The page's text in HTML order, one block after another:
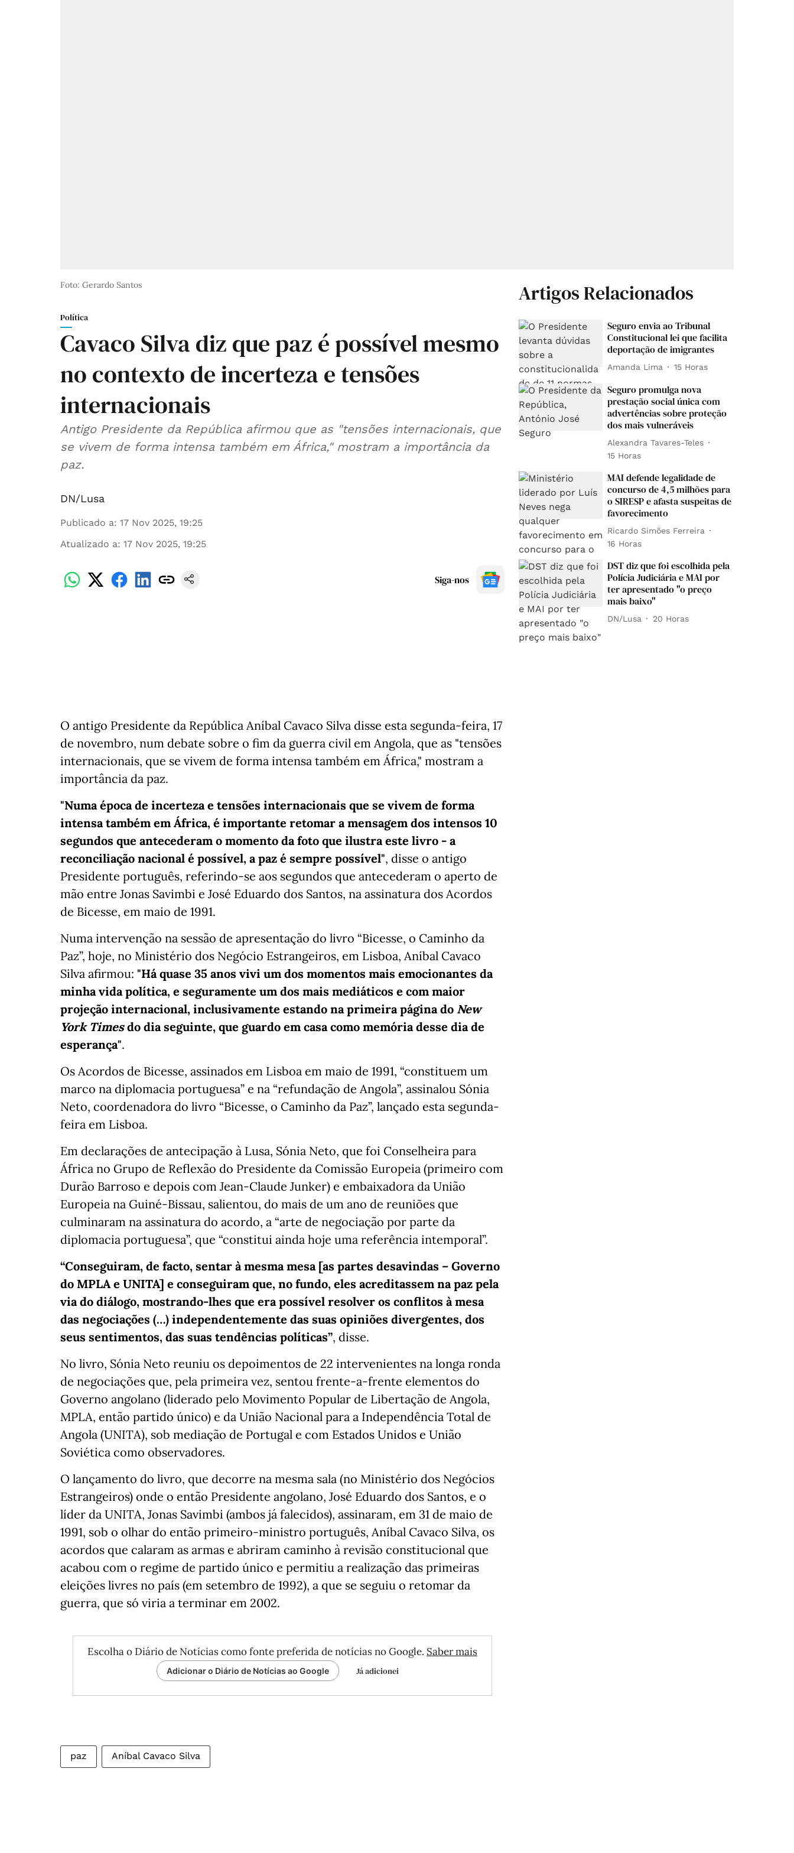
Foto: Gerardo Santos
Política
Cavaco Silva diz que paz é possível mesmo
no contexto de incerteza e tensões
internacionais
Antigo Presidente da República afirmou que as "tensões internacionais, que
se vivem de forma intensa também em África," mostram a importância da
paz.
DN/Lusa
Publicado a: 17 Nov 2025, 19:25
Atualizado a: 17 Nov 2025, 19:25
Siga-nos
O antigo Presidente da República Aníbal Cavaco Silva disse esta segunda-feira, 17
de novembro, num debate sobre o fim da guerra civil em Angola, que as "tensões
internacionais, que se vivem de forma intensa também em África," mostram a
importância da paz.
"Numa época de incerteza e tensões internacionais que se vivem de forma
intensa também em África, é importante retomar a mensagem dos intensos 10
segundos que antecederam o momento da foto que ilustra este livro - a
reconciliação nacional é possível, a paz é sempre possível", disse o antigo
Presidente português, referindo-se aos segundos que antecederam o aperto de
mão entre Jonas Savimbi e José Eduardo dos Santos, na assinatura dos Acordos
de Bicesse, em maio de 1991.
Numa intervenção na sessão de apresentação do livro “Bicesse, o Caminho da
Paz”, hoje, no Ministério dos Negócio Estrangeiros, em Lisboa, Aníbal Cavaco
Silva afirmou: "Há quase 35 anos vivi um dos momentos mais emocionantes da
minha vida política, e seguramente um dos mais mediáticos e com maior
projeção internacional, inclusivamente estando na primeira página do New
York Timesdo dia seguinte, que guardo em casa como memória desse dia de
esperança".
Os Acordos de Bicesse, assinados em Lisboa em maio de 1991, “constituem um
marco na diplomacia portuguesa” e na “refundação de Angola”, assinalou Sónia
Neto, coordenadora do livro “Bicesse, o Caminho da Paz”, lançado esta segunda-
feira em Lisboa.
Em declarações de antecipação à Lusa, Sónia Neto, que foi Conselheira para
África no Grupo de Reflexão do Presidente da Comissão Europeia (primeiro com
Durão Barroso e depois com Jean-Claude Junker) e embaixadora da União
Europeia na Guiné-Bissau, salientou, do mais de um ano de reuniões que
culminaram na assinatura do acordo, a “arte de negociação por parte da
diplomacia portuguesa”, que “constitui ainda hoje uma referência intemporal”.
“Conseguiram, de facto, sentar à mesma mesa [as partes desavindas – Governo
do MPLA e UNITA] e conseguiram que, no fundo, eles acreditassem na paz pela
via do diálogo, mostrando-lhes que era possível resolver os conflitos à mesa
das negociações (…) independentemente das suas opiniões divergentes, dos
seus sentimentos, das suas tendências políticas”, disse.
No livro, Sónia Neto reuniu os depoimentos de 22 intervenientes na longa ronda
de negociações que, pela primeira vez, sentou frente-a-frente elementos do
Governo angolano (liderado pelo Movimento Popular de Libertação de Angola,
MPLA, então partido único) e da União Nacional para a Independência Total de
Angola (UNITA), sob mediação de Portugal e com Estados Unidos e União
Soviética como observadores.
O lançamento do livro, que decorre na mesma sala (no Ministério dos Negócios
Estrangeiros) onde o então Presidente angolano, José Eduardo dos Santos, e o
líder da UNITA, Jonas Savimbi (ambos já falecidos), assinaram, em 31 de maio de
1991, sob o olhar do então primeiro-ministro português, Aníbal Cavaco Silva, os
acordos que calaram as armas e abriram caminho à revisão constitucional que
acabou com o regime de partido único e permitiu a realização das primeiras
eleições livres no país (em setembro de 1992), a que se seguiu o retomar da
guerra, que só viria a terminar em 2002.
Escolha o Diário de Notícias como fonte preferida de notícias no Google. Saber mais
Adicionar o Diário de Notícias ao Google Já adicionei
paz Aníbal Cavaco Silva
Artigos Relacionados
Seguro envia ao Tribunal
Constitucional lei que facilita
deportação de imigrantes
Amanda Lima 15 Horas
Seguro promulga nova
prestação social única com
advertências sobre proteção
dos mais vulneráveis
Alexandra Tavares-Teles
15 Horas
MAI defende legalidade de
concurso de 4,5 milhões para
o SIRESP e afasta suspeitas de
favorecimento
Ricardo Simões Ferreira
16 Horas
DST diz que foi escolhida pela
Polícia Judiciária e MAI por
ter apresentado "o preço
mais baixo"
DN/Lusa 20 Horas